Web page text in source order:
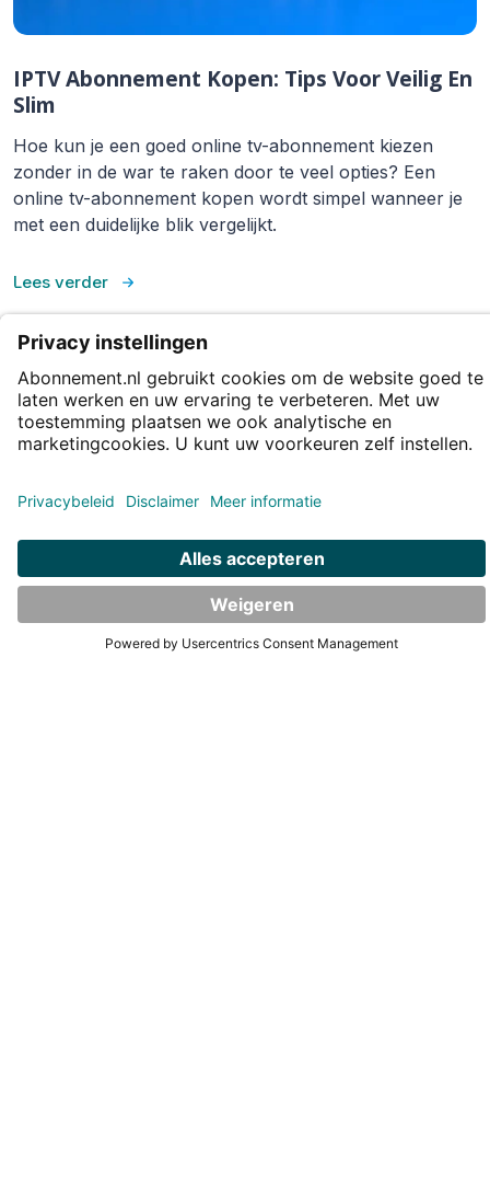
IPTV Abonnement Kopen: Tips Voor Veilig En
Slim
Hoe kun je een goed online tv-abonnement kiezen
zonder in de war te raken door te veel opties? Een
online tv-abonnement kopen wordt simpel wanneer je
met een duidelijke blik vergelijkt.
Lees verder
Eenvoudig (en) de grootste
abonnement.nl